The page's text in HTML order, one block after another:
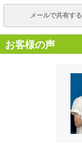
メールで共有する
お客様の声